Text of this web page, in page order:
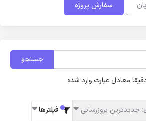
سفارش پروژه
جستجو
معادل عبارت وارد شده
جدیدترین بروزرسانی فیلترها